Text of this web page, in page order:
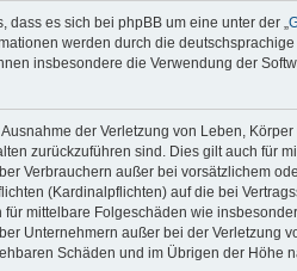
dass es sich bei phpBB um eine unter der „
werden durch die
insbesondere die Verwendung der
Ausnahme der Verletzung von Leben,
zurückzuführen sind. Dies gilt auch für
Verbrauchern außer bei vorsätzlichem
(Kardinalpflichten) auf die bei
für mittelbare Folgeschäden wie
Unternehmern außer bei der Verletzung
Schäden und im Übrigen der Höhe